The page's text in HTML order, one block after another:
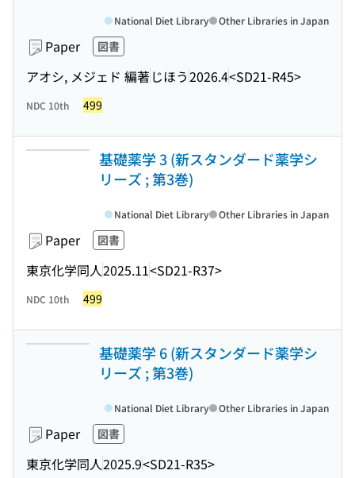
Paper 図書
アオシ, メジェド 編著じほう2026.4<SD21-R45>
National Diet Library Other Libraries in Japan
NDC 10th 499
基礎薬学 3 (新スタンダード薬学シ
リーズ ; 第3巻)
Paper 図書
東京化学同人2025.11<SD21-R37>
National Diet Library Other Libraries in Japan
NDC 10th 499
基礎薬学 6 (新スタンダード薬学シ
リーズ ; 第3巻)
Paper 図書
東京化学同人2025.9<SD21-R35>
National Diet Library Other Libraries in Japan